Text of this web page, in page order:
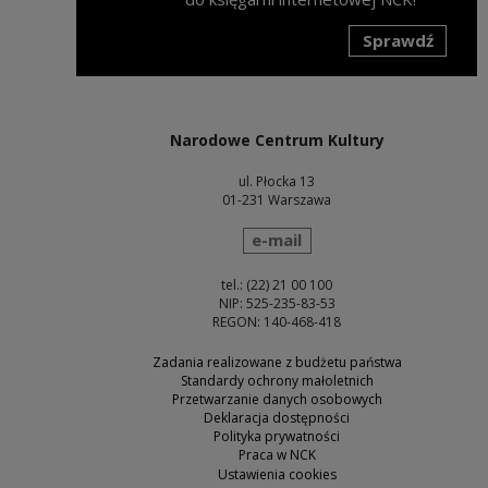
Sprawdź
Narodowe Centrum Kultury
ul. Płocka 13
01-231 Warszawa
wyślij wiadomość
e-mail
tel.: (22) 21 00 100
NIP: 525-235-83-53
REGON: 140-468-418
Zadania realizowane z budżetu państwa
Standardy ochrony małoletnich
Przetwarzanie danych osobowych
Deklaracja dostępności
Polityka prywatności
Praca w NCK
Ustawienia cookies